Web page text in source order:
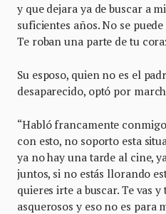
y que dejara ya de buscar a
suficientes años. No se
Te roban una parte de tu
Su esposo, quien no es el
desaparecido, optó por
“Habló francamente
con esto, no soporto esta
ya no hay una tarde al cine,
juntos, si no estás llorando
quieres irte a buscar. Te vas
asquerosos y eso no es para